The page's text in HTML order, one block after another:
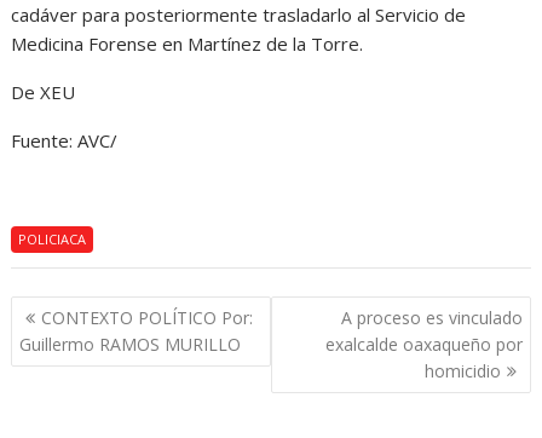
cadáver para posteriormente trasladarlo al Servicio de
Medicina Forense en Martínez de la Torre.
De XEU
Fuente: AVC/
POLICIACA
Navegación
de
entradas
CONTEXTO POLÍTICO Por:
Guillermo RAMOS MURILLO
A proceso es vinculado
exalcalde oaxaqueño por
homicidio